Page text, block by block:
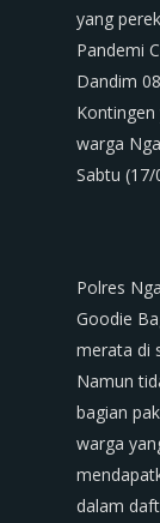
yang
Pandemi
Dandim
warga
Sabtu
Polres
Goodie
merata di
Namun
bagian
warga
dalam